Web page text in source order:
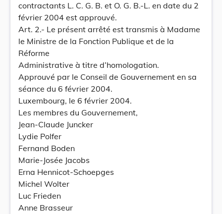
contractants L. C. G. B. et O. G. B.-L. en date du 2
février 2004 est approuvé.
Art. 2.- Le présent arrêté est transmis à Madame
le Ministre de la Fonction Publique et de la
Réforme
Administrative à titre d’homologation.
Approuvé par le Conseil de Gouvernement en sa
séance du 6 février 2004.
Luxembourg, le 6 février 2004.
Les membres du Gouvernement,
Jean-Claude Juncker
Lydie Polfer
Fernand Boden
Marie-Josée Jacobs
Erna Hennicot-Schoepges
Michel Wolter
Luc Frieden
Anne Brasseur